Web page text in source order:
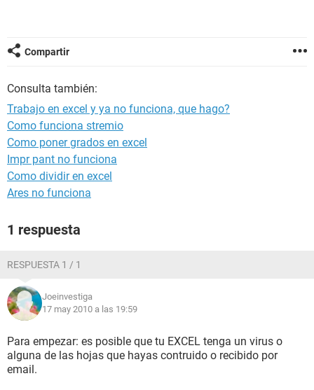
Compartir
Consulta también:
Trabajo en excel y ya no funciona, que hago?
Como funciona stremio
Como poner grados en excel
Impr pant no funciona
Como dividir en excel
Ares no funciona
1 respuesta
RESPUESTA 1 / 1
Joeinvestiga
17 may 2010 a las 19:59
Para empezar: es posible que tu EXCEL tenga un virus o
alguna de las hojas que hayas contruido o recibido por
email.